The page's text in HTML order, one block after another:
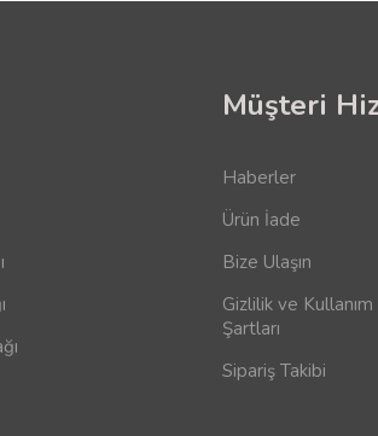
Müşteri
Haberler
Ürün İade
Bize Ulaşın
Gizlilik ve Kullanım
Şartları
Sipariş Takibi